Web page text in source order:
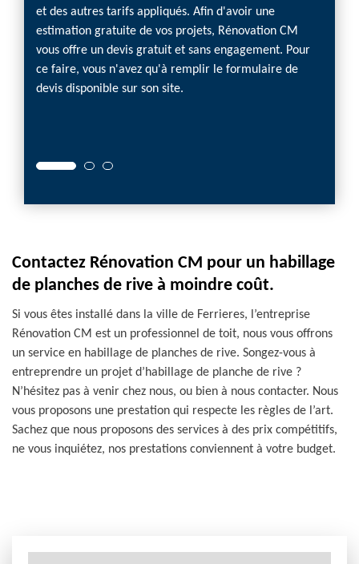
et des autres tarifs appliqués. Afin d'avoir une
estimation gratuite de vos projets, Rénovation CM
vous offre un devis gratuit et sans engagement. Pour
ce faire, vous n'avez qu'à remplir le formulaire de
devis disponible sur son site.
Contactez Rénovation CM pour un habillage
de planches de rive à moindre coût.
Si vous êtes installé dans la ville de Ferrieres, l’entreprise
Rénovation CM est un professionnel de toit, nous vous offrons
un service en habillage de planches de rive. Songez-vous à
entreprendre un projet d’habillage de planche de rive ?
N’hésitez pas à venir chez nous, ou bien à nous contacter. Nous
vous proposons une prestation qui respecte les règles de l’art.
Sachez que nous proposons des services à des prix compétitifs,
ne vous inquiétez, nos prestations conviennent à votre budget.